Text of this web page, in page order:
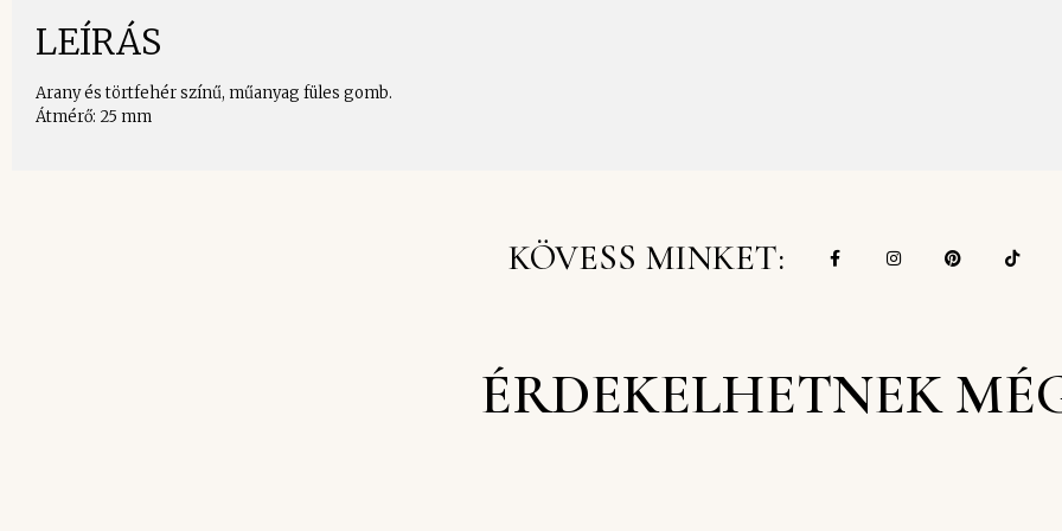
LEÍRÁS
Arany és törtfehér színű, műanyag füles gomb.
Átmérő: 25 mm
KÖVESS MINKET:
ÉRDEKELHETNEK